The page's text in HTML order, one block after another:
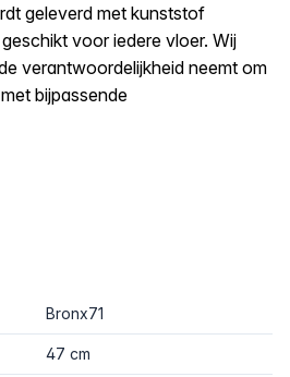
geleverd met kunststof
voor iedere vloer. Wij
verantwoordelijkheid neemt om
bijpassende
Bronx71
47 cm